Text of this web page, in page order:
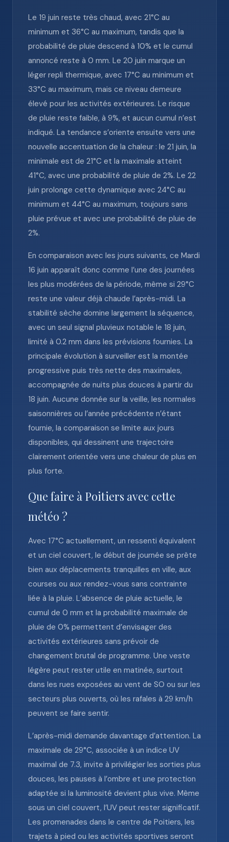
Le 19 juin reste très chaud, avec 21°C au
minimum et 36°C au maximum, tandis que la
probabilité de pluie descend à 10% et le cumul
annoncé reste à 0 mm. Le 20 juin marque un
léger repli thermique, avec 17°C au minimum et
33°C au maximum, mais ce niveau demeure
élevé pour les activités extérieures. Le risque
de pluie reste faible, à 9%, et aucun cumul n’est
indiqué. La tendance s’oriente ensuite vers une
nouvelle accentuation de la chaleur : le 21 juin, la
minimale est de 21°C et la maximale atteint
41°C, avec une probabilité de pluie de 2%. Le 22
juin prolonge cette dynamique avec 24°C au
minimum et 44°C au maximum, toujours sans
pluie prévue et avec une probabilité de pluie de
2%.
En comparaison avec les jours suivants, ce Mardi
16 juin apparaît donc comme l’une des journées
les plus modérées de la période, même si 29°C
reste une valeur déjà chaude l’après-midi. La
stabilité sèche domine largement la séquence,
avec un seul signal pluvieux notable le 18 juin,
limité à 0.2 mm dans les prévisions fournies. La
principale évolution à surveiller est la montée
progressive puis très nette des maximales,
accompagnée de nuits plus douces à partir du
18 juin. Aucune donnée sur la veille, les normales
saisonnières ou l’année précédente n’étant
fournie, la comparaison se limite aux jours
disponibles, qui dessinent une trajectoire
clairement orientée vers une chaleur de plus en
plus forte.
Que faire à Poitiers avec cette
météo ?
Avec 17°C actuellement, un ressenti équivalent
et un ciel couvert, le début de journée se prête
bien aux déplacements tranquilles en ville, aux
courses ou aux rendez-vous sans contrainte
liée à la pluie. L’absence de pluie actuelle, le
cumul de 0 mm et la probabilité maximale de
pluie de 0% permettent d’envisager des
activités extérieures sans prévoir de
changement brutal de programme. Une veste
légère peut rester utile en matinée, surtout
dans les rues exposées au vent de SO ou sur les
secteurs plus ouverts, où les rafales à 29 km/h
peuvent se faire sentir.
L’après-midi demande davantage d’attention. La
maximale de 29°C, associée à un indice UV
maximal de 7.3, invite à privilégier les sorties plus
douces, les pauses à l’ombre et une protection
adaptée si la luminosité devient plus vive. Même
sous un ciel couvert, l’UV peut rester significatif.
Les promenades dans le centre de Poitiers, les
trajets à pied ou les activités sportives seront